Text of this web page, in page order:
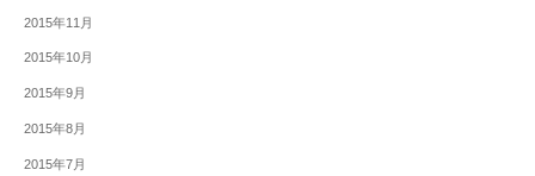
2015年11月
2015年10月
2015年9月
2015年8月
2015年7月